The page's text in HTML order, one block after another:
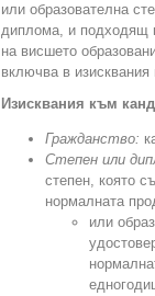
или образователна
диплома, и подходящ
на висшето
включва в
Изисквания към
Гражданство:
Степен или
степен, която
нормалната
или